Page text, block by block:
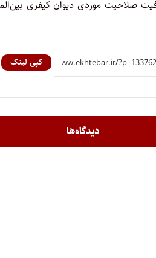
صلاحیت موردی دیوان کیفری
کپی لینک
دیدگاه‌ها